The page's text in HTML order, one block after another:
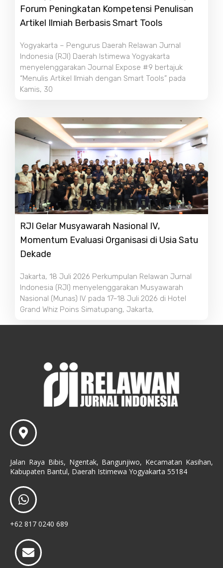
Forum Peningkatan Kompetensi Penulisan
Artikel Ilmiah Berbasis Smart Tools
Yogyakarta – Pengurus Daerah Relawan Jurnal
Indonesia (RJI) Daerah Istimewa Yogyakarta
menyelenggarakan Journal Expose #9 bertajuk
“Menulis Artikel Ilmiah dengan Smart Tools” pada
Kamis, 30
RJI Gelar Musyawarah Nasional IV,
Momentum Evaluasi Organisasi di Usia Satu
Dekade
Jakarta, 18 Juli 2026 Perkumpulan Relawan Jurnal
Indonesia (RJI) menyelenggarakan Musyawarah
Nasional (Munas) IV pada 17–18 Juli 2026 di Hotel
Grand Whiz Poins Simatupang, Jakarta,
Jalan Raya Bibis, Ngentak, Bangunjiwo, Kecamatan Kasihan,
Kabupaten Bantul, Daerah Istimewa Yogyakarta 55184
+62 817 0240 689